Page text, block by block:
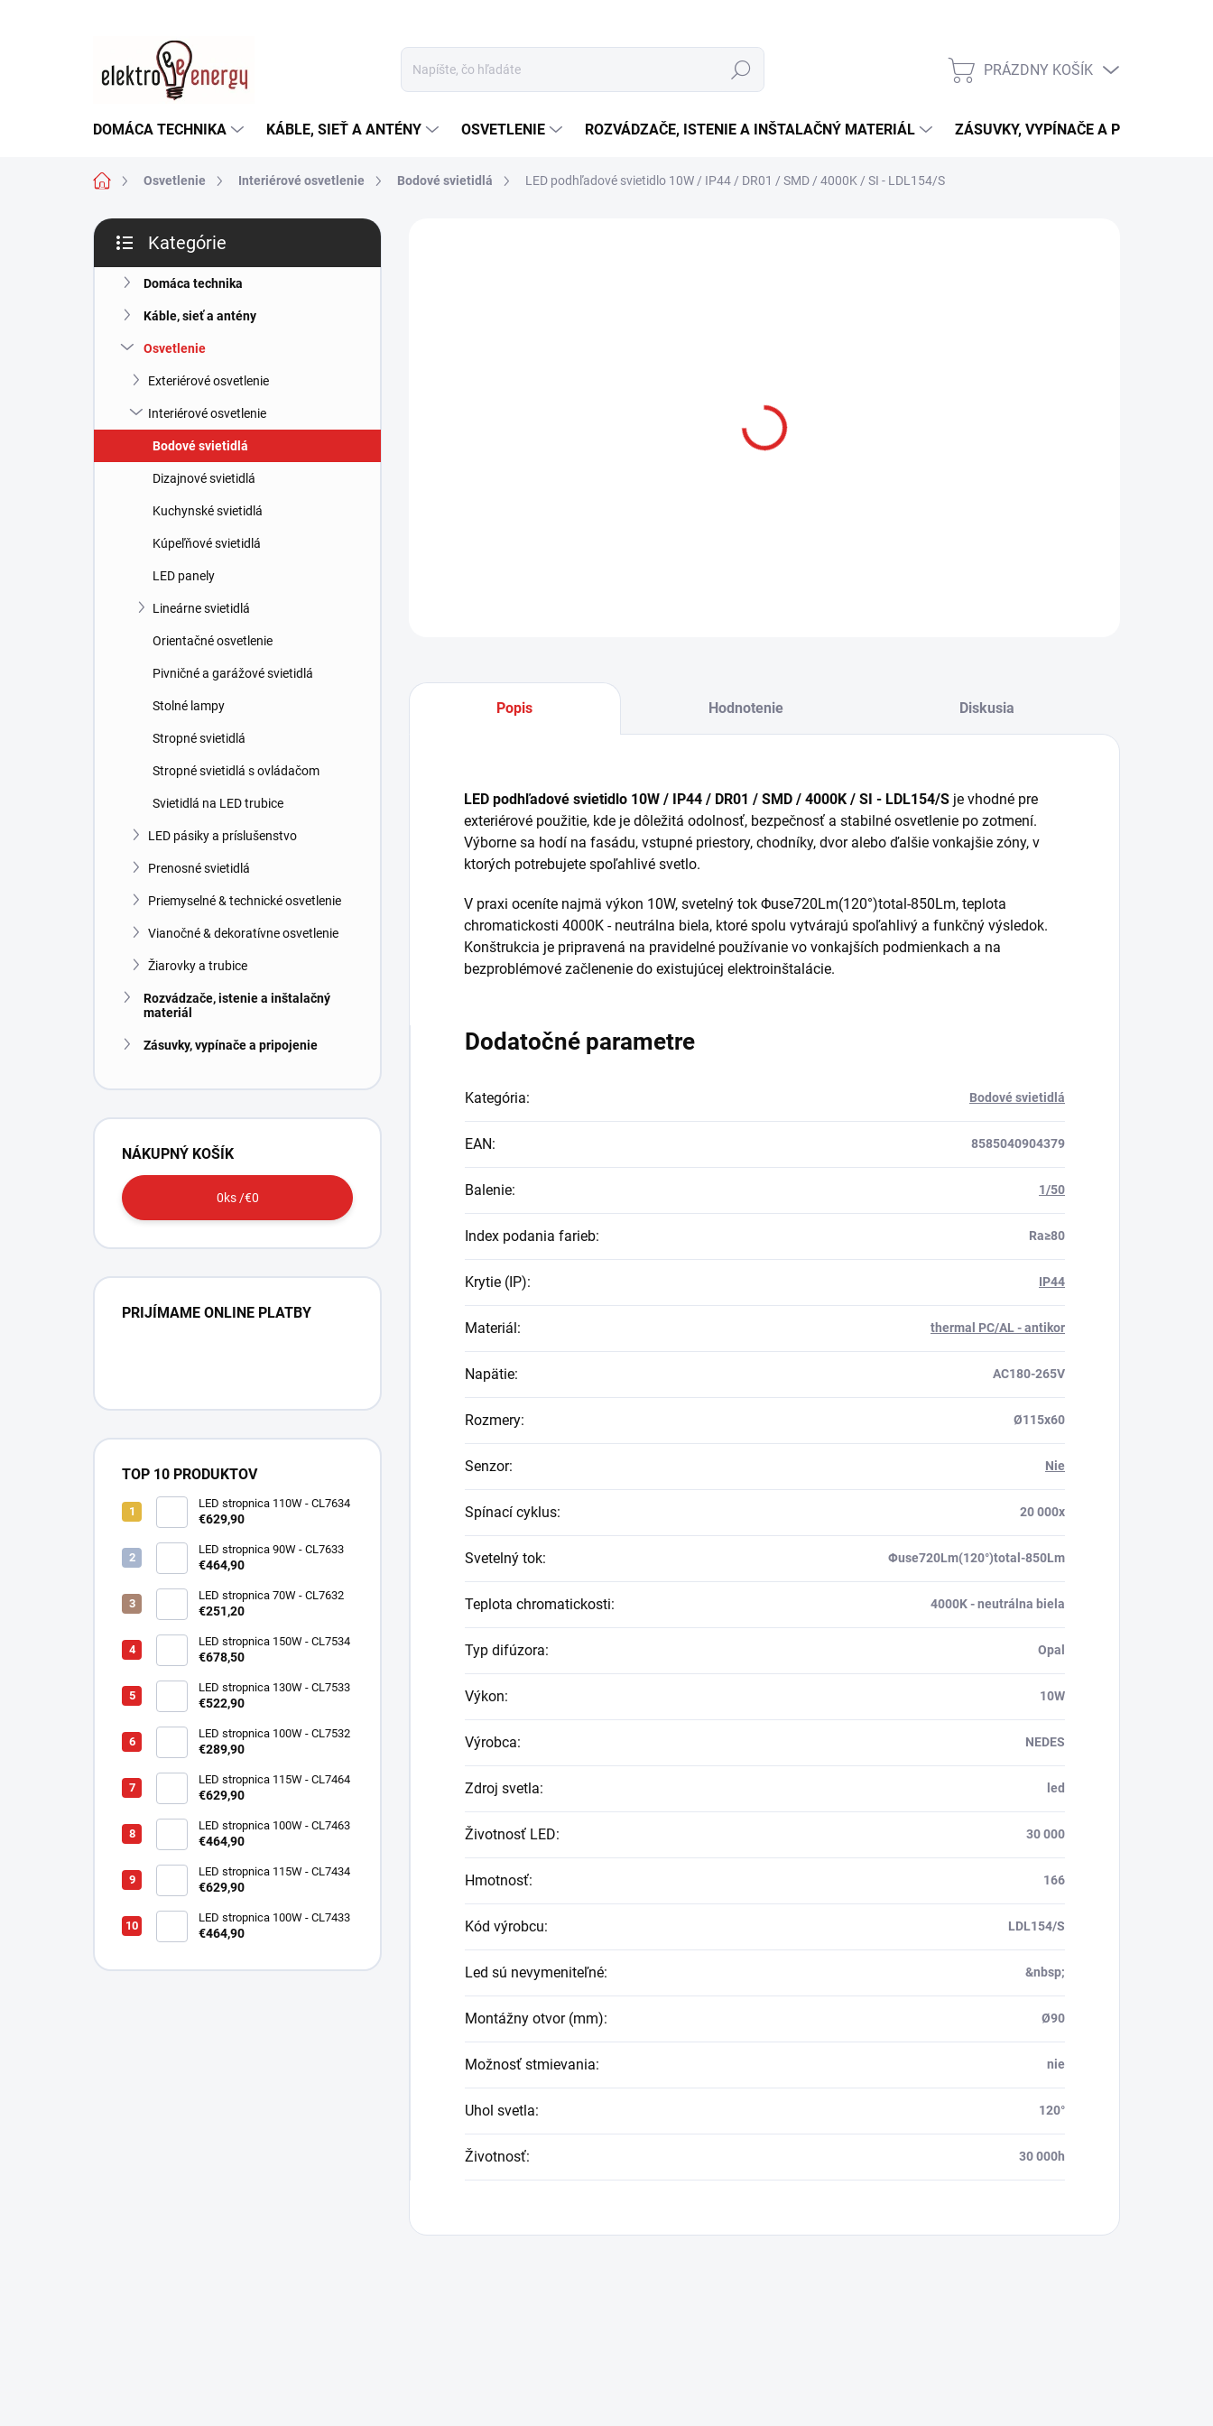
Hľadať
NÁKUPNÝ
PRÁZDNY KOŠÍK
DOMÁCA TECHNIKA KÁBLE, SIEŤ A ANTÉNY OSVETLENIE ROZVÁDZAČE, ISTENIE A INŠTALAČNÝ MATERIÁL ZÁSUVKY, VYPÍNAČE A PRIPOJENIE
DomovOsvetlenie Interiérové osvetlenie Bodové svietidlá LED podhľadové svietidlo 10W / IP44 / DR01 / SMD / 4000K / SI - LDL154/S
B
č
kategórie
Kategórie
Domáca technika
Káble, sieť a antény
Osvetlenie
Exteriérové osvetlenie
Interiérové osvetlenie
Bodové svietidlá
Dizajnové svietidlá
Kuchynské svietidlá
Kúpeľňové svietidlá
LED panely
Lineárne svietidlá
Orientačné osvetlenie
Pivničné a garážové svietidlá
Stolné lampy
Stropné svietidlá
Stropné svietidlá s ovládačom
Svietidlá na LED trubice
LED pásiky a príslušenstvo
Prenosné svietidlá
Priemyselné & technické osvetlenie
Vianočné & dekoratívne osvetlenie
Žiarovky a trubice
Rozvádzače, istenie a inštalačný
materiál
Zásuvky, vypínače a pripojenie
NÁKUPNÝ KOŠÍK
0ks /€0
PRIJÍMAME ONLINE PLATBY
TOP 10 PRODUKTOV
LED stropnica 110W - CL7634
€629,90
LED stropnica 90W - CL7633
€464,90
LED stropnica 70W - CL7632
€251,20
LED stropnica 150W - CL7534
€678,50
LED stropnica 130W - CL7533
€522,90
LED stropnica 100W - CL7532
€289,90
LED stropnica 115W - CL7464
€629,90
LED stropnica 100W - CL7463
€464,90
LED stropnica 115W - CL7434
€629,90
LED stropnica 100W - CL7433
€464,90
Popis Hodnotenie Diskusia
LED podhľadové svietidlo 10W / IP44 / DR01 / SMD / 4000K / SI - LDL154/S je vhodné pre
exteriérové použitie, kde je dôležitá odolnosť, bezpečnosť a stabilné osvetlenie po zotmení.
Výborne sa hodí na fasádu, vstupné priestory, chodníky, dvor alebo ďalšie vonkajšie zóny, v
ktorých potrebujete spoľahlivé svetlo.
V praxi oceníte najmä výkon 10W, svetelný tok Φuse720Lm(120°)total-850Lm, teplota
chromatickosti 4000K - neutrálna biela, ktoré spolu vytvárajú spoľahlivý a funkčný výsledok.
Konštrukcia je pripravená na pravidelné používanie vo vonkajších podmienkach a na
bezproblémové začlenenie do existujúcej elektroinštalácie.
Dodatočné parametre
Kategória: Bodové svietidlá
EAN: 8585040904379
Balenie: 1/50
Index podania farieb: Ra≥80
Krytie (IP): IP44
Materiál: thermal PC/AL - antikor
Napätie: AC180-265V
Rozmery: Ø115x60
Senzor: Nie
Spínací cyklus: 20 000x
Svetelný tok: Φuse720Lm(120°)total-850Lm
Teplota chromatickosti: 4000K - neutrálna biela
Typ difúzora: Opal
Výkon: 10W
Výrobca: NEDES
Zdroj svetla: led
Životnosť LED: 30 000
Hmotnosť: 166
Kód výrobcu: LDL154/S
Led sú nevymeniteľné: &nbsp;
Montážny otvor (mm): Ø90
Možnosť stmievania: nie
Uhol svetla: 120°
Životnosť: 30 000h